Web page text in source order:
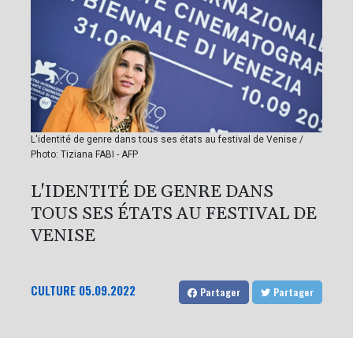
L'identité de genre dans tous ses états au festival de Venise /
Photo: Tiziana FABI - AFP
L'IDENTITÉ DE GENRE DANS
TOUS SES ÉTATS AU FESTIVAL DE
VENISE
CULTURE 05.09.2022 Partager Partager